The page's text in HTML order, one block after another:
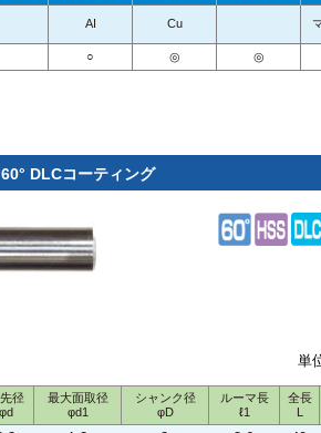
AI Cu
○
◎
◎
DLCコーティング
単
径
φd
最大面取径
φd1
シャンク径
φD
ルーマ長
ℓ1
全長
L